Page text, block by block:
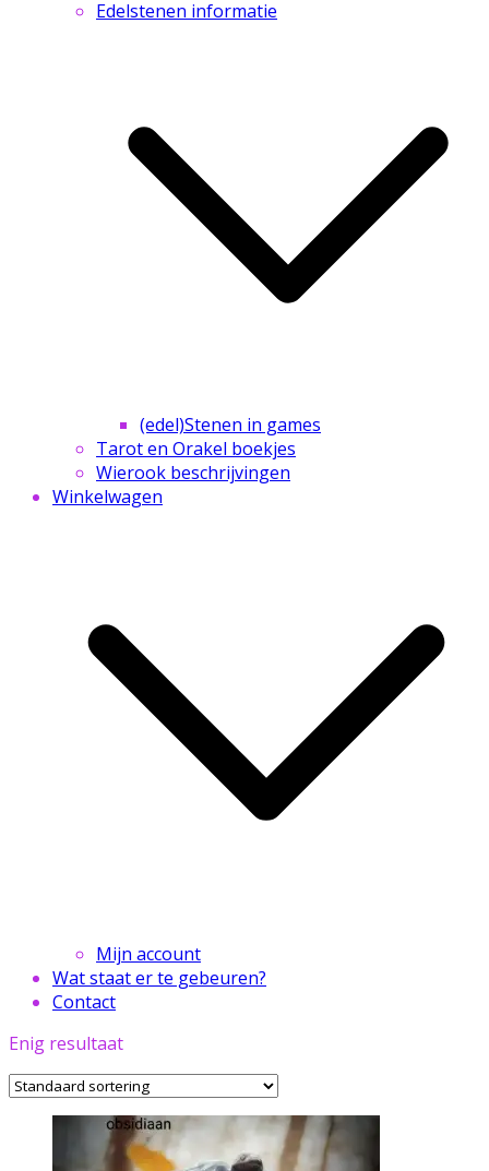
Edelstenen informatie
(edel)Stenen in games
Tarot en Orakel boekjes
Wierook beschrijvingen
Winkelwagen
Mijn account
Wat staat er te gebeuren?
Contact
Enig resultaat